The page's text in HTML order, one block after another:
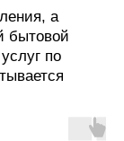
а
бытовой
по